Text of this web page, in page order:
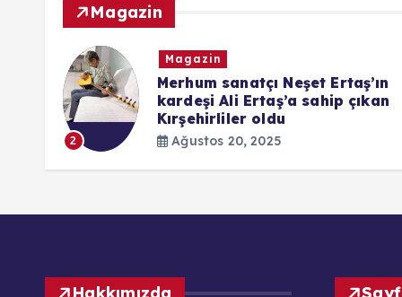
Magazin
2
Magazin
Merhum sanatçı Neşet Ertaş’ın
kardeşi Ali Ertaş’a sahip çıkan
Kırşehirliler oldu
Ağustos 20, 2025